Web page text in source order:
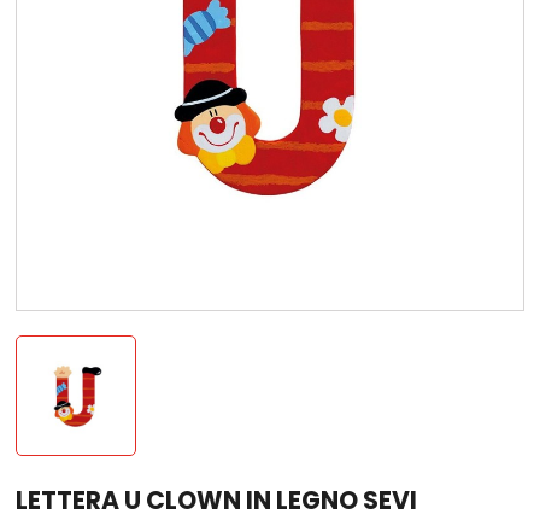
LETTERA U CLOWN IN LEGNO SEVI